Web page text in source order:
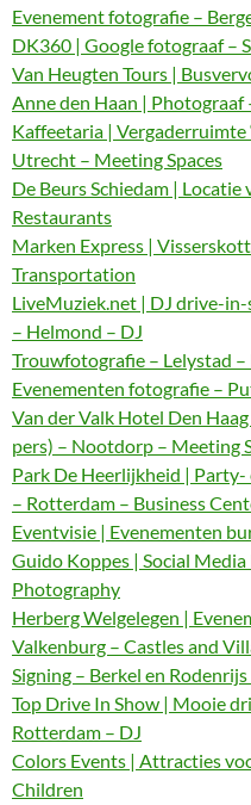
Evenement fotografie –
DK360 | Google fotograaf –
Van Heugten Tours |
Anne den Haan |
Kaffeetaria | Vergaderruimte
Utrecht – Meeting Spaces
De Beurs Schiedam | Locatie
Restaurants
Marken Express |
Transportation
LiveMuziek.net | DJ drive-
– Helmond – DJ
Trouwfotografie – Lelystad
Evenementen fotografie –
Van der Valk Hotel Den
pers) – Nootdorp – Meeting
Park De Heerlijkheid |
– Rotterdam – Business
Eventvisie | Evenementen
Guido Koppes | Social
Photography
Herberg Welgelegen |
Valkenburg – Castles and
Signing – Berkel en
Top Drive In Show | Mooie
Rotterdam – DJ
Colors Events | Attracties
Children